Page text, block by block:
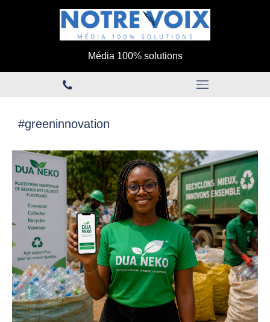
Média 100% solutions
#greeninnovation